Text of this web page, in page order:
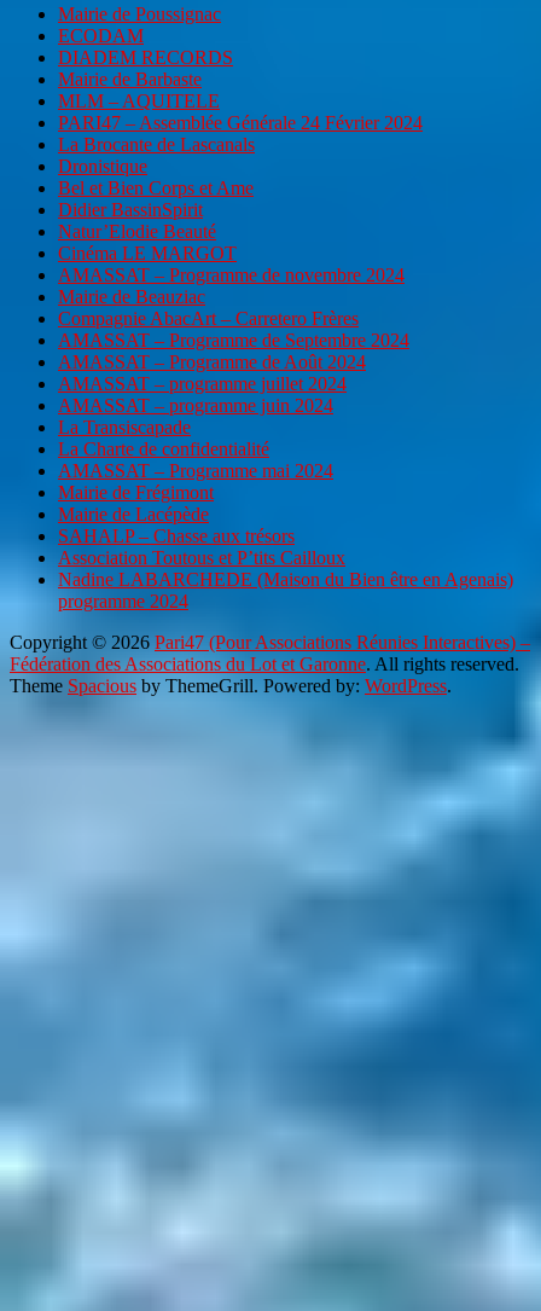
Mairie de Poussignac
ECODAM
DIADEM RECORDS
Mairie de Barbaste
MLM – AQUITELE
PARI47 – Assemblée Générale 24 Février 2024
La Brocante de Lascanals
Dronistique
Bel et Bien Corps et Ame
Didier BassinSpirit
Natur’Elodie Beauté
Cinéma LE MARGOT
AMASSAT – Programme de novembre 2024
Mairie de Beauziac
Compagnie AbacArt – Carretero Frères
AMASSAT – Programme de Septembre 2024
AMASSAT – Programme de Août 2024
AMASSAT – programme juillet 2024
AMASSAT – programme juin 2024
La Transiscapade
La Charte de confidentialité
AMASSAT – Programme mai 2024
Mairie de Frégimont
Mairie de Lacépède
SAHALP – Chasse aux trésors
Association Toutous et P’tits Cailloux
Nadine LABARCHEDE (Maison du Bien être en Agenais)
programme 2024
Copyright © 2026 Pari47 (Pour Associations Réunies Interactives) –
Fédération des Associations du Lot et Garonne. All rights reserved.
Theme Spacious by ThemeGrill. Powered by: WordPress.